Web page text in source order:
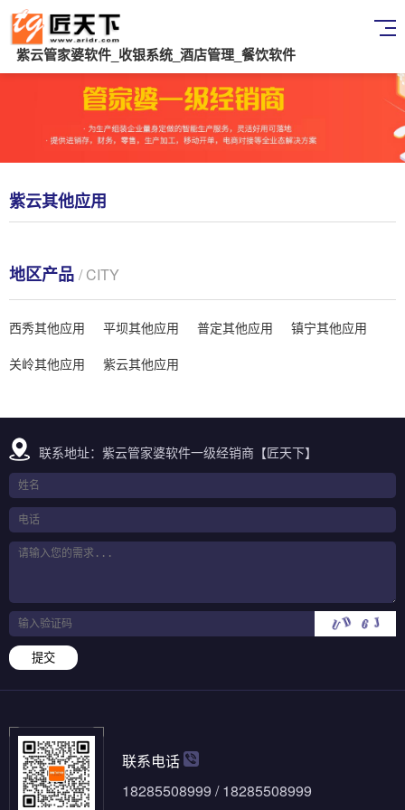
紫云管家婆软件_收银系统_酒店管理_餐饮软件
紫云其他应用
地区产品 / CITY
西秀其他应用 平坝其他应用 普定其他应用
镇宁其他应用
关岭其他应用
紫云其他应用
联系地址：紫云管家婆软件一级经销商【匠天下】
提交
联系电话
18285508999 / 18285508999